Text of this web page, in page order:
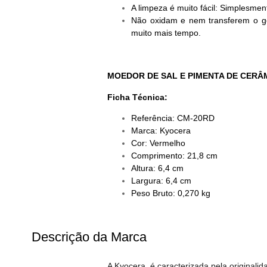
A limpeza é muito fácil:
Não oxidam e nem transferem o
muito mais tempo.
MOEDOR DE SAL E PIMENTA DE
Ficha Técnica:
Referência: CM-20RD
Marca: Kyocera
Cor: Vermelho
Comprimento: 21,8 cm
Altura: 6,4 cm
Largura: 6,4 cm
Peso Bruto: 0,270 kg
Descrição da Marca